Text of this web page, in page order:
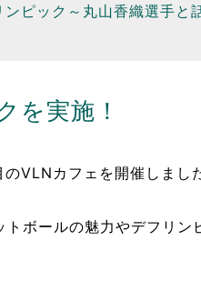
ピック～丸山香織選手と
を実施！
VLNカフェを開催しまし
ボールの魅力やデフリン